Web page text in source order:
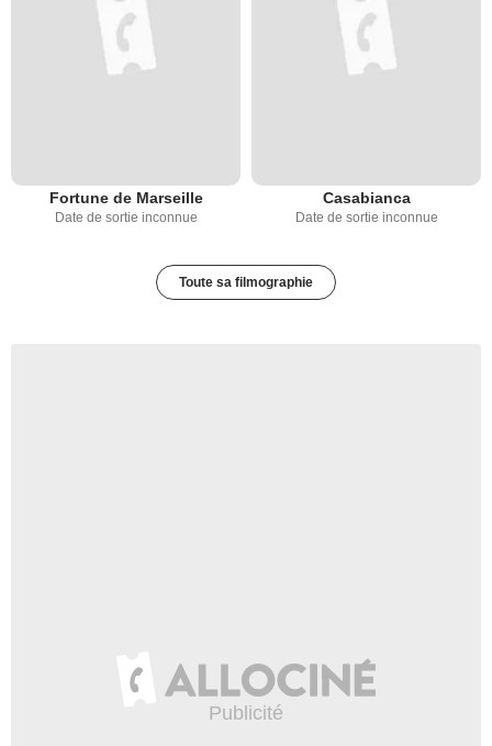
Fortune de Marseille
Date de sortie inconnue
Casabianca
Date de sortie inconnue
Toute sa filmographie